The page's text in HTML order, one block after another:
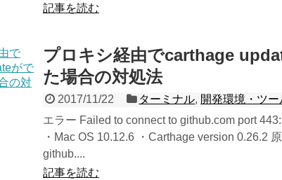
記事を読む
プロキシ経由でcarthage
た場合の対処法
2017/11/22 ターミナル, 開発環境・ツー
エラー Failed to connect to github.com port
・Mac OS 10.12.6 ・Carthage version 0.26.2
github....
記事を読む